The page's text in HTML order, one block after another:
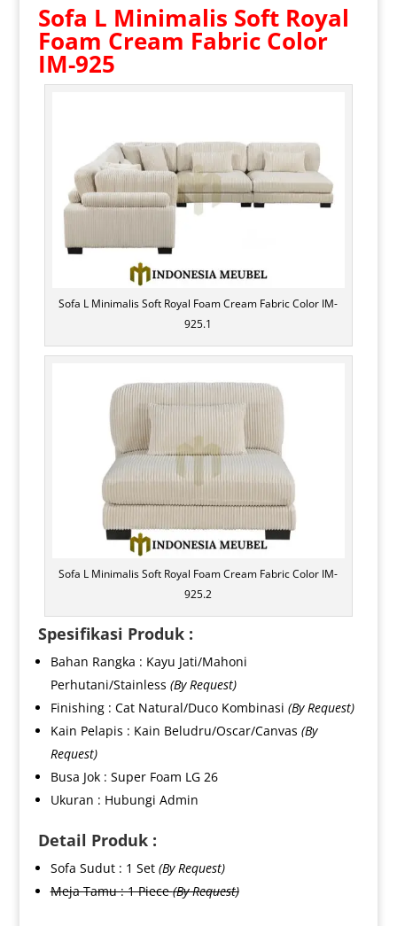
Sofa L Minimalis Soft Royal
Foam Cream Fabric Color
IM-925
Sofa L Minimalis Soft Royal Foam Cream Fabric Color IM-
925.1
Sofa L Minimalis Soft Royal Foam Cream Fabric Color IM-
925.2
Spesifikasi Produk :
Bahan Rangka : Kayu Jati/Mahoni
Perhutani/Stainless (By Request)
Finishing : Cat Natural/Duco Kombinasi (By Request)
Kain Pelapis : Kain Beludru/Oscar/Canvas (By
Request)
Busa Jok : Super Foam LG 26
Ukuran : Hubungi Admin
Detail Produk :
Sofa Sudut : 1 Set (By Request)
Meja Tamu : 1 Piece(By Request)